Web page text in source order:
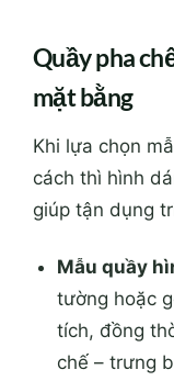
Quầy pha
mặt bằng
Khi lựa chọn
cách thì hình
giúp tận dụng
Mẫu quầy
tường hoặc
tích, đồng
chế – trưng